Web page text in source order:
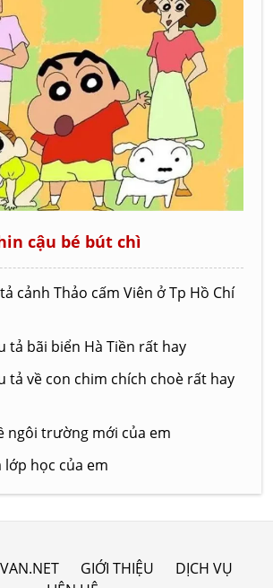
cậu bé bút chì
cảnh Thảo cấm Viên ở Tp Hồ Chí
tả bãi biển Hà Tiền rất hay
tả về con chim chích choè rất hay
ngôi trường mới của em
học của em
GIỚI THIỆU
DỊCH VỤ